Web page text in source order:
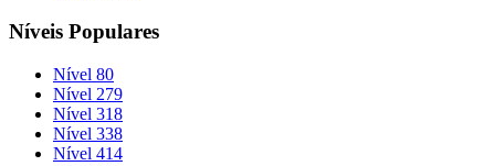
Níveis Populares
Nível 80
Nível 279
Nível 318
Nível 338
Nível 414